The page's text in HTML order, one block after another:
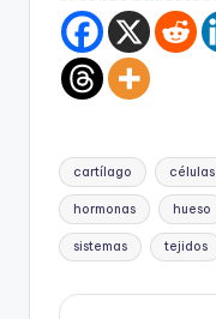
Etiquetas:
cartílago células
hormonas hueso
sistemas tejidos